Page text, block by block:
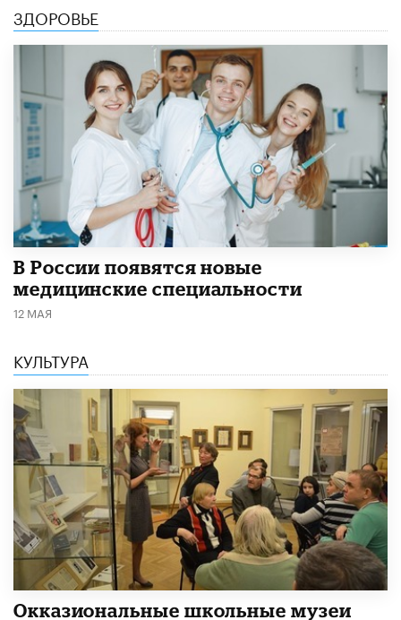
ЗДОРОВЬЕ
В России появятся новые
медицинские специальности
12 МАЯ
КУЛЬТУРА
​Окказиональные школьные музеи